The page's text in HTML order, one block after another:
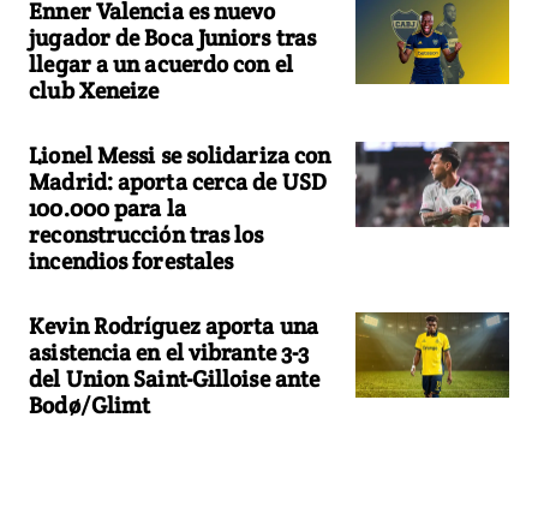
Enner Valencia es nuevo
jugador de Boca Juniors tras
llegar a un acuerdo con el
club Xeneize
Lionel Messi se solidariza con
Madrid: aporta cerca de USD
100.000 para la
reconstrucción tras los
incendios forestales
Kevin Rodríguez aporta una
asistencia en el vibrante 3-3
del Union Saint-Gilloise ante
Bodø/Glimt